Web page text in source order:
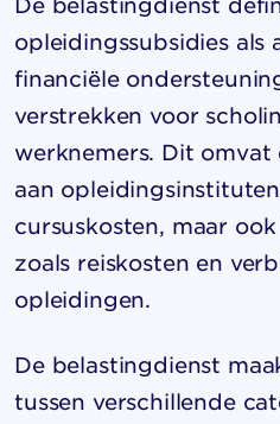
opleidingssubsidies als
financiële
verstrekken voor
werknemers. Dit
aan
cursuskosten, maar
zoals reiskosten en
opleidingen.
De belastingdienst
tussen verschillende